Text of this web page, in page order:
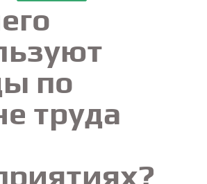
по
труда